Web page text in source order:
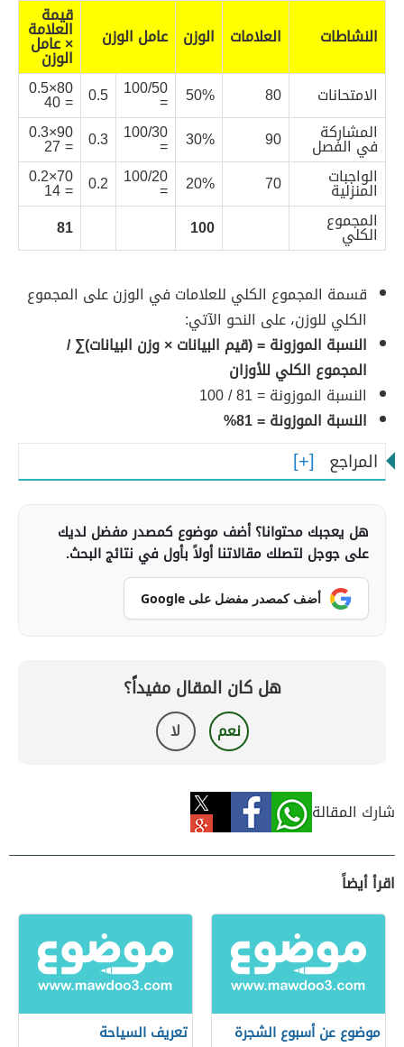
النشاطات العلامات الوزن عامل الوزن
قيمة
العلامة
× عامل
الوزن
الامتحانات
80
50%
100/50
=
0.5
80×0.5
= 40
المشاركة
في الفصل 90
30%
100/30
=
0.3
90×0.3
= 27
الواجبات
المنزلية 70
20%
100/20
=
0.2
70×0.2
= 14
المجموع
الكلي 100
81
قسمة المجموع الكلي للعلامات في الوزن على المجموع
الكلي للوزن، على النحو الآتي:
النسبة الموزونة = (قيم البيانات × وزن البيانات)∑ /
المجموع الكلي للأوزان
النسبة الموزونة = 81 / 100
النسبة الموزونة = 81%
المراجع
هل يعجبك محتوانا؟ أضف موضوع كمصدر مفضل لديك
على جوجل لتصلك مقالاتنا أولاً بأول في نتائج البحث.
أضف كمصدر مفضل على Google
هل كان المقال مفيداً؟
نعم لا
شارك المقالة
اقرأ أيضاً
موضوع عن أسبوع الشجرة تعريف السياحة